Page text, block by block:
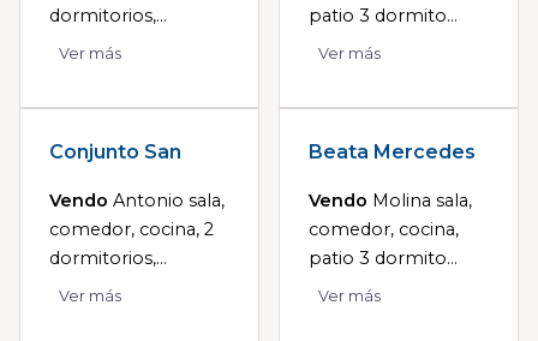
dormitorios,...
Ver más
patio 3 dormito...
Ver más
Conjunto San
Vendo Antonio sala,
comedor, cocina, 2
dormitorios,...
Ver más
Beata Mercedes
Vendo Molina sala,
comedor, cocina,
patio 3 dormito...
Ver más